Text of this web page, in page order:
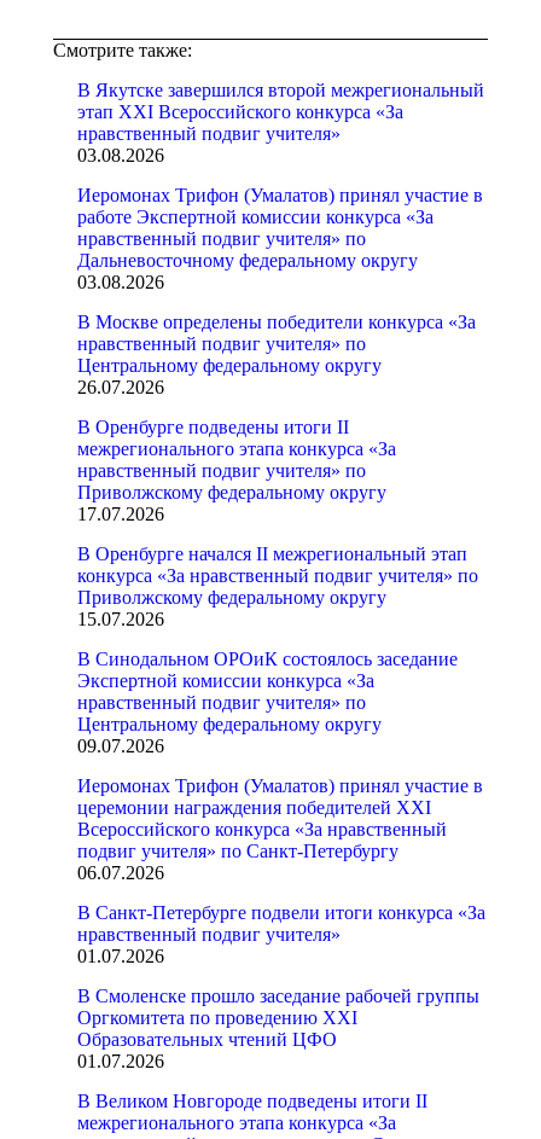
Смотрите также:
В Якутске завершился второй межрегиональный
этап XXI Всероссийского конкурса «За
нравственный подвиг учителя»
03.08.2026
Иеромонах Трифон (Умалатов) принял участие в
работе Экспертной комиссии конкурса «За
нравственный подвиг учителя» по
Дальневосточному федеральному округу
03.08.2026
В Москве определены победители конкурса «За
нравственный подвиг учителя» по
Центральному федеральному округу
26.07.2026
В Оренбурге подведены итоги II
межрегионального этапа конкурса «За
нравственный подвиг учителя» по
Приволжскому федеральному округу
17.07.2026
В Оренбурге начался II межрегиональный этап
конкурса «За нравственный подвиг учителя» по
Приволжскому федеральному округу
15.07.2026
В Синодальном ОРОиК состоялось заседание
Экспертной комиссии конкурса «За
нравственный подвиг учителя» по
Центральному федеральному округу
09.07.2026
Иеромонах Трифон (Умалатов) принял участие в
церемонии награждения победителей XXI
Всероссийского конкурса «За нравственный
подвиг учителя» по Санкт-Петербургу
06.07.2026
В Санкт-Петербурге подвели итоги конкурса «За
нравственный подвиг учителя»
01.07.2026
В Смоленске прошло заседание рабочей группы
Оргкомитета по проведению XXI
Образовательных чтений ЦФО
01.07.2026
В Великом Новгороде подведены итоги II
межрегионального этапа конкурса «За